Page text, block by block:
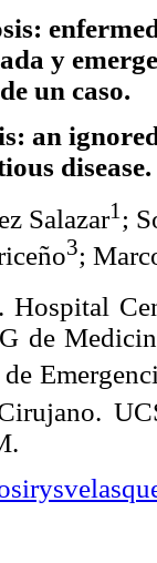
y
de un caso.
an
disease.
Salazar1 ;
3;
Hospital
de